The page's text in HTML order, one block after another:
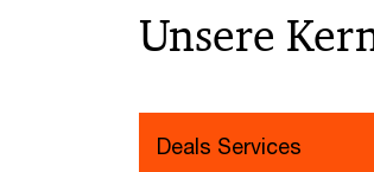
Unsere
Deals Services